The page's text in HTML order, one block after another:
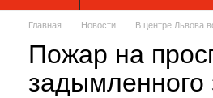
Главная Новости В центре Львова
Пожар на
задымленного